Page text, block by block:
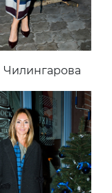
Чилингарова